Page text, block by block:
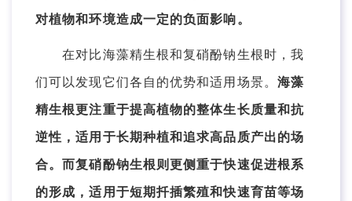
对植物和环境造成一定的负面影响。
在对比海藻精生根和复硝酚钠生根时，我
们可以发现它们各自的优势和适用场景。 海藻
精生根更注重于提高植物的整体生长质量和抗
逆性，适用于长期种植和追求高品质产出的场
合。而复硝酚钠生根则更侧重于快速促进根系
的形成，适用于短期扦插繁殖和快速育苗等场